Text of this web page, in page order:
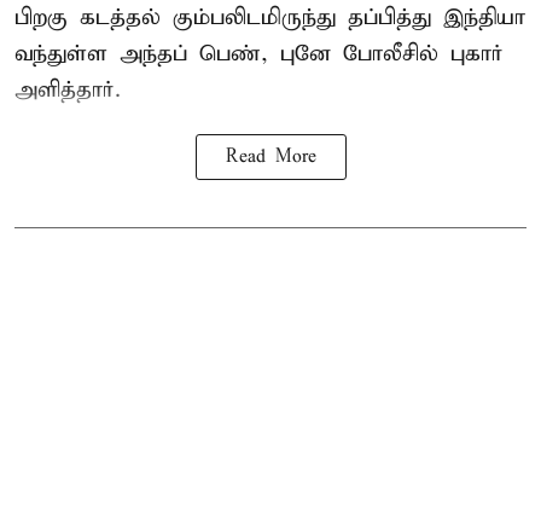
பிறகு கடத்தல் கும்பலிடமிருந்து தப்பித்து இந்தியா
வந்துள்ள அந்தப் பெண், புனே போலீசில் புகார்
அளித்தார்.
Read More